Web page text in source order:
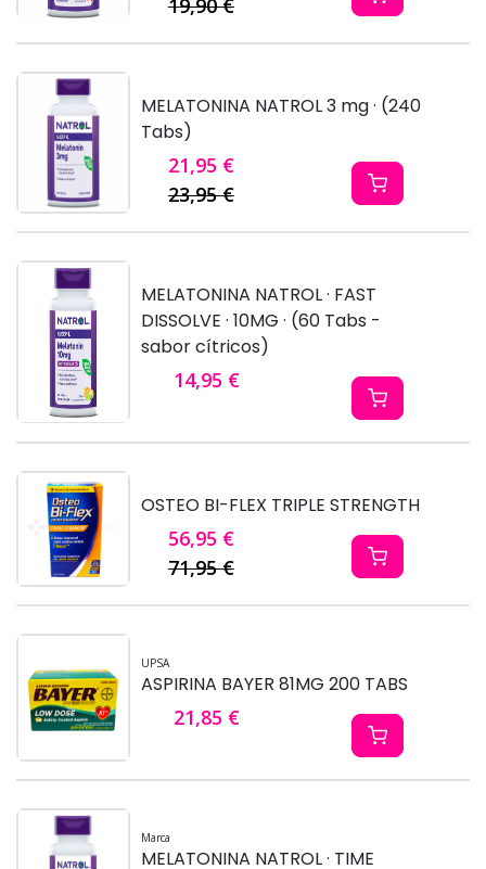
19,90 €
MELATONINA NATROL 3 mg · (240
Tabs)
23,95 €
21,95 €
MELATONINA NATROL · FAST
DISSOLVE · 10MG · (60 Tabs -
sabor cítricos)
14,95 €
OSTEO BI-FLEX TRIPLE STRENGTH
71,95 €
56,95 €
UPSA
ASPIRINA BAYER 81MG 200 TABS
21,85 €
Marca
MELATONINA NATROL · TIME